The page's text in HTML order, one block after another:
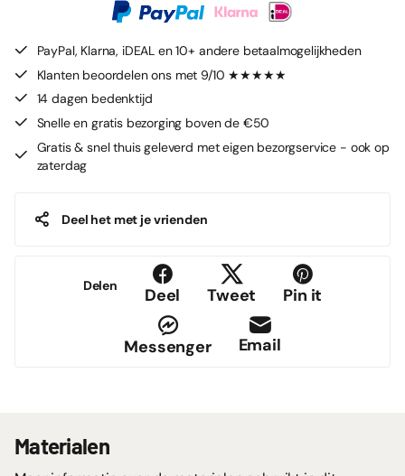
PayPal, Klarna, iDEAL en 10+ andere betaalmogelijkheden
Klanten beoordelen ons met 9/10 ★★★★★
14 dagen bedenktijd
Snelle en gratis bezorging boven de €50
Gratis & snel thuis geleverd met eigen bezorgservice - ook op
zaterdag
Deel het met je vrienden
Delen Deel Tweet Pin it
Messenger Email
Materialen